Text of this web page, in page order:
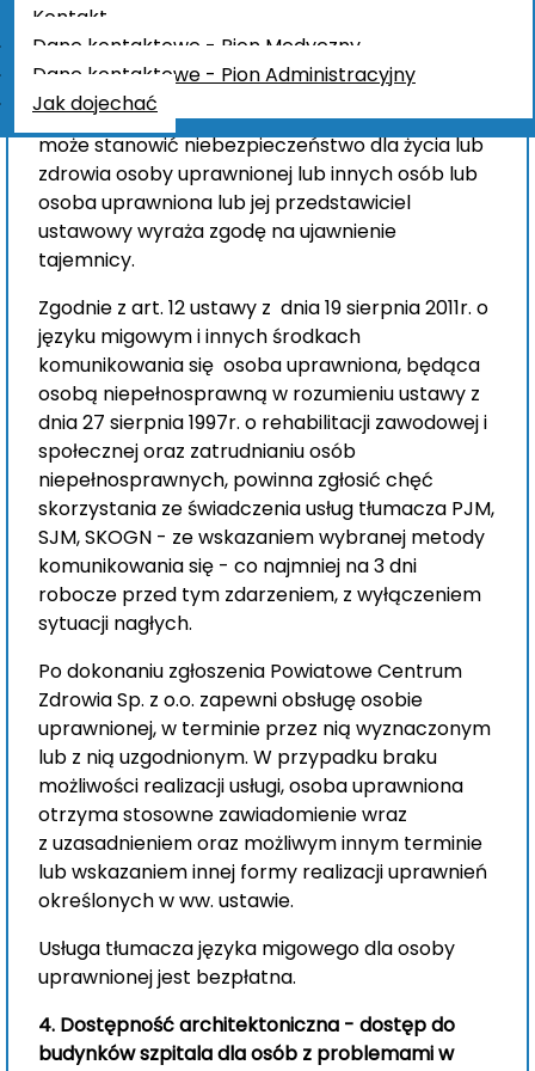
Kontakt
Dane kontaktowe - Pion Medyczny
Dane kontaktowe - Pion Administracyjny
Jak dojechać
tajemnicy informacje związane z osobą
uprawnioną, chyba że zachowanie tajemnicy
może stanowić niebezpieczeństwo dla życia lub
zdrowia osoby uprawnionej lub innych osób lub
osoba uprawniona lub jej przedstawiciel
ustawowy wyraża zgodę na ujawnienie
tajemnicy.
Zgodnie z art. 12 ustawy z dnia 19 sierpnia 2011r. o
języku migowym i innych środkach
komunikowania się osoba uprawniona, będąca
osobą niepełnosprawną w rozumieniu ustawy z
dnia 27 sierpnia 1997r. o rehabilitacji zawodowej i
społecznej oraz zatrudnianiu osób
niepełnosprawnych, powinna zgłosić chęć
skorzystania ze świadczenia usług tłumacza PJM,
SJM, SKOGN - ze wskazaniem wybranej metody
komunikowania się - co najmniej na 3 dni
robocze przed tym zdarzeniem, z wyłączeniem
sytuacji nagłych.
Po dokonaniu zgłoszenia Powiatowe Centrum
Zdrowia Sp. z o.o. zapewni obsługę osobie
uprawnionej, w terminie przez nią wyznaczonym
lub z nią uzgodnionym. W przypadku braku
możliwości realizacji usługi, osoba uprawniona
otrzyma stosowne zawiadomienie wraz
z uzasadnieniem oraz możliwym innym terminie
lub wskazaniem innej formy realizacji uprawnień
określonych w ww. ustawie.
Usługa tłumacza języka migowego dla osoby
uprawnionej jest bezpłatna.
4. Dostępność architektoniczna - dostęp do
budynków szpitala dla osób z problemami w